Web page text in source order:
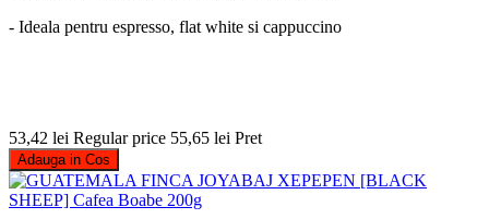
- Ideala pentru espresso, flat white si cappuccino
53,42 lei Regular price 55,65 lei Pret
Adauga in Cos